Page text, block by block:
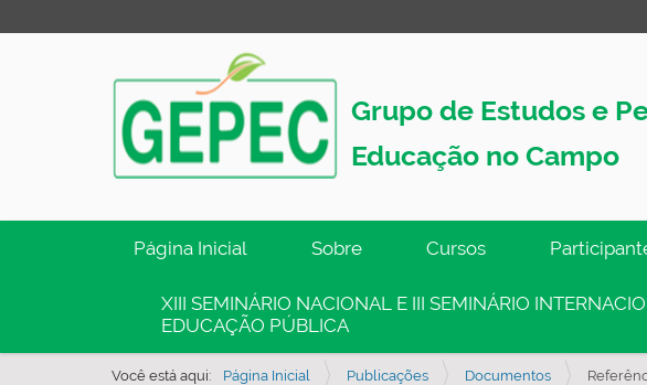
Grupo de Estudos e
Educação no Campo
g
Página Inicial Sobre Cursos
XIII SEMINÁRIO NACIONAL E III SEMINÁRIO
EDUCAÇÃO PÚBLICA
Você está aqui: Página Inicial Publicações Documentos